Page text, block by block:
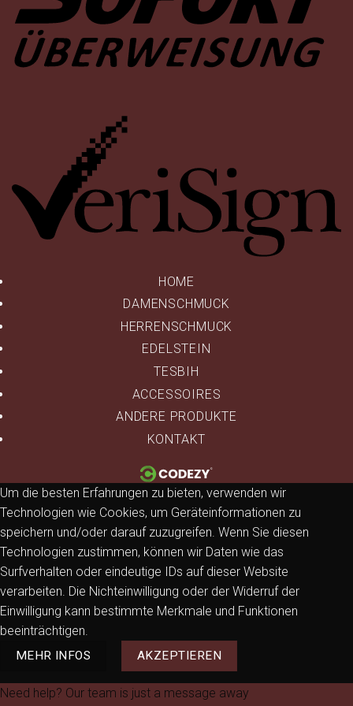
HOME
DAMENSCHMUCK
HERRENSCHMUCK
EDELSTEIN
TESBIH
ACCESSOIRES
ANDERE PRODUKTE
KONTAKT
Um die besten Erfahrungen zu bieten, verwenden wir
Technologien wie Cookies, um Geräteinformationen zu
speichern und/oder darauf zuzugreifen. Wenn Sie diesen
Technologien zustimmen, können wir Daten wie das
Surfverhalten oder eindeutige IDs auf dieser Website
verarbeiten. Die Nichteinwilligung oder der Widerruf der
Einwilligung kann bestimmte Merkmale und Funktionen
beeinträchtigen.
MEHR INFOS AKZEPTIEREN
Need help? Our team is just a message away